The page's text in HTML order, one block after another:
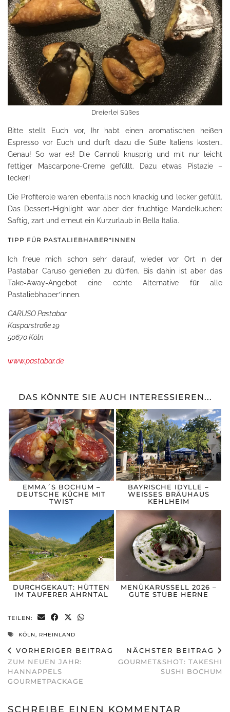
Dreierlei Süßes
Bitte stellt Euch vor, Ihr habt einen aromatischen heißen
Espresso vor Euch und dürft dazu die Süße Italiens kosten…
Genau! So war es! Die Cannoli knusprig und mit nur leicht
fettiger Mascarpone-Creme gefüllt. Dazu etwas Pistazie –
lecker!
Die Profiterole waren ebenfalls noch knackig und lecker gefüllt.
Das Dessert-Highlight war aber der fruchtige Mandelkuchen:
Saftig, zart und erneut ein Kurzurlaub in Bella Italia.
TIPP FÜR PASTALIEBHABER*INNEN
Ich freue mich schon sehr darauf, wieder vor Ort in der
Pastabar Caruso genießen zu dürfen. Bis dahin ist aber das
Take-Away-Angebot eine echte Alternative für alle
Pastaliebhaber*innen.
CARUSO Pastabar
Kasparstraße 19
50670 Köln
www.pastabar.de
DAS KÖNNTE SIE AUCH INTERESSIEREN...
EMMA´S BOCHUM –
DEUTSCHE KÜCHE MIT
TWIST
BAYRISCHE IDYLLE –
WEISSES BRÄUHAUS
KEHLHEIM
DURCHGEKAUT: HÜTTEN
IM TAUFERER AHRNTAL
MENÜKARUSSELL 2026 –
GUTE STUBE HERNE
TEILEN:
KÖLN, RHEINLAND
VORHERIGER BEITRAG
ZUM NEUEN JAHR:
HANNAPPELS
GOURMETPACKAGE
NÄCHSTER BEITRAG
GOURMET&SHOT: TAKESHI
SUSHI BOCHUM
SCHREIBE EINEN KOMMENTAR